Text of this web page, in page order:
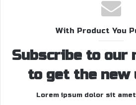
With Product You
Subscribe to our
to get the new
Lorem ipsum dolor sit